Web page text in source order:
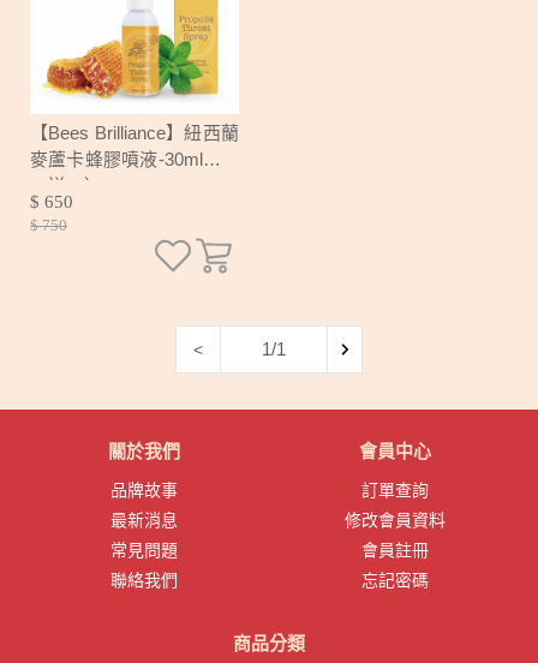
【Bees Brilliance】紐西蘭
麥蘆卡蜂膠噴液-30ml（買
一送一）
$ 650
$ 750
< 1/1
關於我們
品牌故事
最新消息
常見問題
聯絡我們
會員中心
訂單查詢
修改會員資料
會員註冊
忘記密碼
商品分類